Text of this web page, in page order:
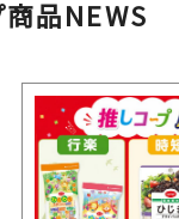
品NEWS